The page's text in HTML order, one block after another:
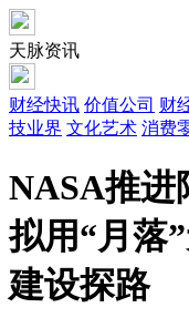
天脉资讯
财经快讯 价值公司 财
技业界 文化艺术 消费
NASA推进
拟用“月落
建设探路